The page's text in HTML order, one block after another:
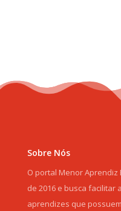
Sobre Nós
O portal Menor
de 2016 e busca facilitar
aprendizes que